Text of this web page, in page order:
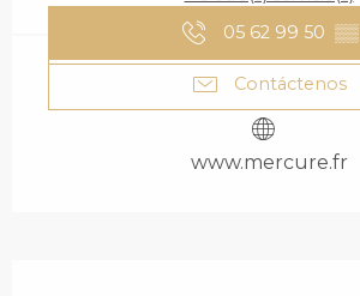
05 62 99 50 ▒▒
Contáctenos
www.mercure.fr